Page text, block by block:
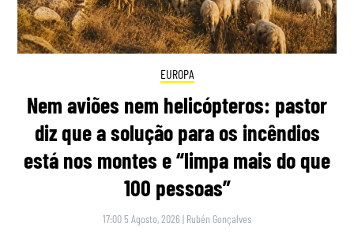
EUROPA
Nem aviões nem helicópteros: pastor
diz que a solução para os incêndios
está nos montes e “limpa mais do que
100 pessoas”
17:00 5 Agosto, 2026 | Rubén Gonçalves